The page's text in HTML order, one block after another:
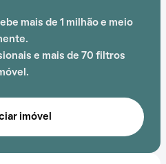
mais de 1 milhão e meio
e mais de 70 filtros
imóvel